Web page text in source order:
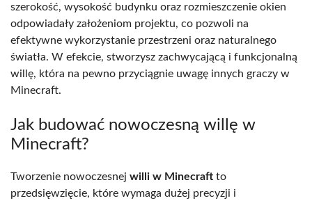
szerokość, wysokość budynku oraz rozmieszczenie okien
odpowiadały założeniom projektu, co pozwoli na
efektywne wykorzystanie przestrzeni oraz naturalnego
światła. W efekcie, stworzysz zachwycającą i funkcjonalną
willę, która na pewno przyciągnie uwagę innych graczy w
Minecraft.
Jak budować nowoczesną willę w
Minecraft?
Tworzenie nowoczesnej willi w Minecraft to
przedsięwzięcie, które wymaga dużej precyzji i